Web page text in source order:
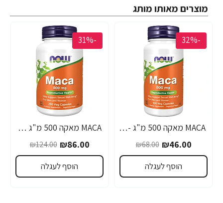
מוצרים מאותו מותג
-32%
MACA מאקה 500 מ"ג - 100 כמוסות - מבית NOW FOODS
₪46.00
₪68.00
הוסף לעגלה
-31%
MACA מאקה 500 מ"ג 250 כמוסות - מבית NOW FOODS
₪86.00
₪124.00
הוסף לעגלה